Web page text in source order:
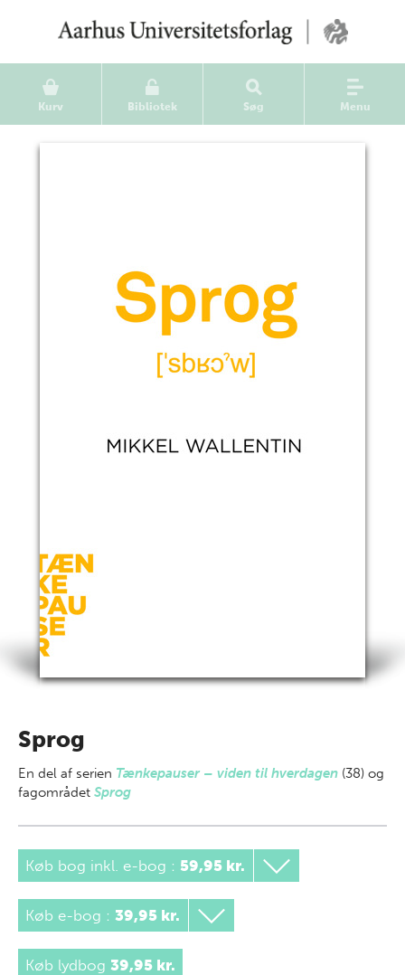
Kurv Bibliotek Søg Menu
Sprog
En del af serien Tænkepauser – viden til hverdagen (38) og
fagområdet Sprog
Køb bog inkl. e-bog : 59,95 kr.
Køb e-bog : 39,95 kr.
Køb lydbog 39,95 kr.